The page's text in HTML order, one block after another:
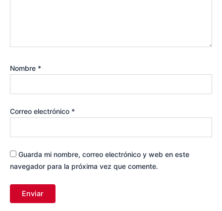
Nombre *
Correo electrónico *
Guarda mi nombre, correo electrónico y web en este
navegador para la próxima vez que comente.